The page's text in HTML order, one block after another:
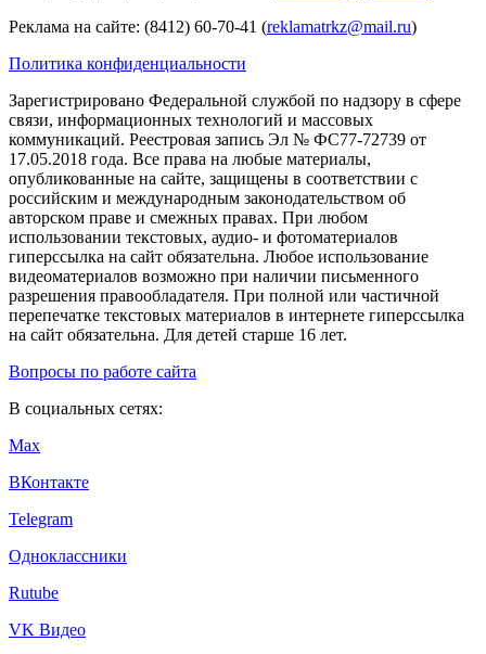
Реклама на сайте: (8412) 60-70-41 (reklamatrkz@mail.ru)
Политика конфиденциальности
Зарегистрировано Федеральной службой по надзору в сфере
связи, информационных технологий и массовых
коммуникаций. Реестровая запись Эл № ФС77-72739 от
17.05.2018 года. Все права на любые материалы,
опубликованные на сайте, защищены в соответствии с
российским и международным законодательством об
авторском праве и смежных правах. При любом
использовании текстовых, аудио- и фотоматериалов
гиперссылка на сайт обязательна. Любое использование
видеоматериалов возможно при наличии письменного
разрешения правообладателя. При полной или частичной
перепечатке текстовых материалов в интернете гиперссылка
на сайт обязательна. Для детей старше 16 лет.
Вопросы по работе сайта
В социальных сетях:
Max
ВКонтакте
Telegram
Одноклассники
Rutube
VK Видео